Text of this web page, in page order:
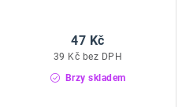
Brzy skladem
39 Kč bez DPH
47 Kč